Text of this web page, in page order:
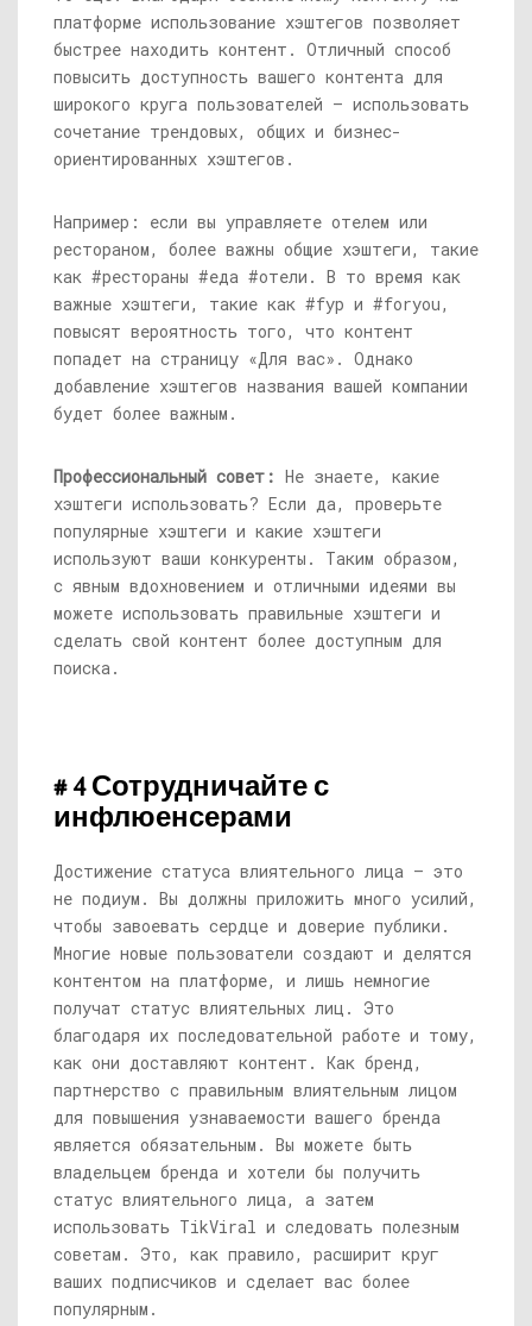
платформе использование хэштегов позволяет
быстрее находить контент. Отличный способ
повысить доступность вашего контента для
широкого круга пользователей — использовать
сочетание трендовых, общих и бизнес-
ориентированных хэштегов.
Например: если вы управляете отелем или
рестораном, более важны общие хэштеги, такие
как #рестораны #еда #отели. В то время как
важные хэштеги, такие как #fyp и #foryou,
повысят вероятность того, что контент
попадет на страницу «Для вас». Однако
добавление хэштегов названия вашей компании
будет более важным.
Профессиональный совет: Не знаете, какие
хэштеги использовать? Если да, проверьте
популярные хэштеги и какие хэштеги
используют ваши конкуренты. Таким образом,
с явным вдохновением и отличными идеями вы
можете использовать правильные хэштеги и
сделать свой контент более доступным для
поиска.
# 4 Сотрудничайте с
инфлюенсерами
Достижение статуса влиятельного лица — это
не подиум. Вы должны приложить много усилий,
чтобы завоевать сердце и доверие публики.
Многие новые пользователи создают и делятся
контентом на платформе, и лишь немногие
получат статус влиятельных лиц. Это
благодаря их последовательной работе и тому,
как они доставляют контент. Как бренд,
партнерство с правильным влиятельным лицом
для повышения узнаваемости вашего бренда
является обязательным. Вы можете быть
владельцем бренда и хотели бы получить
статус влиятельного лица, а затем
использовать TikViral и следовать полезным
советам. Это, как правило, расширит круг
ваших подписчиков и сделает вас более
популярным.